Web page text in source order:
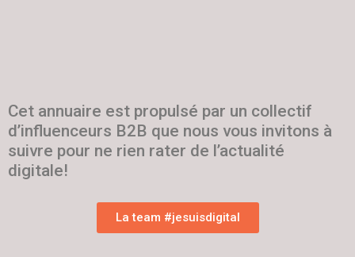
Cet annuaire est propulsé par un collectif
d’influenceurs B2B que nous vous invitons à
suivre pour ne rien rater de l’actualité
digitale!
La team #jesuisdigital